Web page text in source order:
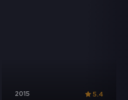
2015 5.4